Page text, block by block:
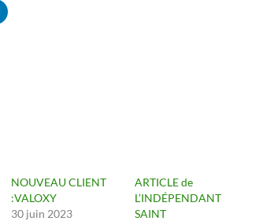
NOUVEAU CLIENT
:VALOXY
30 juin 2023
ARTICLE de
L’INDÉPENDANT
SAINT